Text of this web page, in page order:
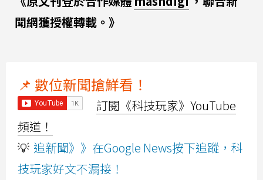
聞網獲授權轉載。》
📌 數位新聞搶鮮看！
訂閱《科技玩家》YouTube
頻道！
💡 追新聞》》在Google News按下追蹤，科
技玩家好文不漏接！